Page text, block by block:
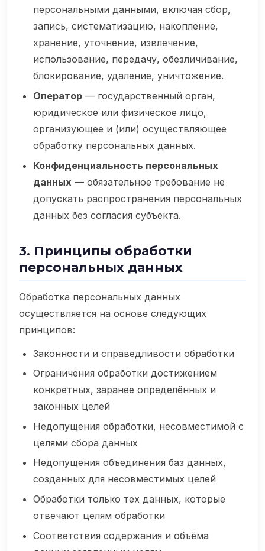
персональными данными, включая сбор,
запись, систематизацию, накопление,
хранение, уточнение, извлечение,
использование, передачу, обезличивание,
блокирование, удаление, уничтожение.
Оператор — государственный орган,
юридическое или физическое лицо,
организующее и (или) осуществляющее
обработку персональных данных.
Конфиденциальность персональных
данных — обязательное требование не
допускать распространения персональных
данных без согласия субъекта.
3. Принципы обработки
персональных данных
Обработка персональных данных
осуществляется на основе следующих
принципов:
Законности и справедливости обработки
Ограничения обработки достижением
конкретных, заранее определённых и
законных целей
Недопущения обработки, несовместимой с
целями сбора данных
Недопущения объединения баз данных,
созданных для несовместимых целей
Обработки только тех данных, которые
отвечают целям обработки
Соответствия содержания и объёма